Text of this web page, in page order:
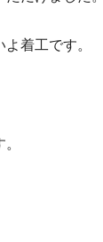
着工です。